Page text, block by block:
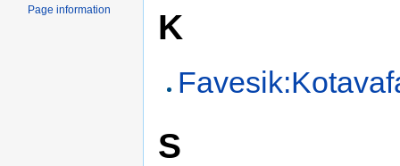
K
S
Page information